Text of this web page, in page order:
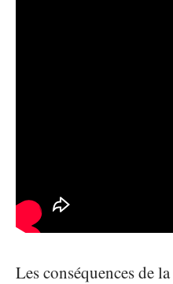
Les conséquences de